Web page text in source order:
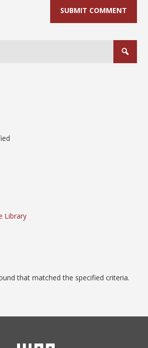
Library
that matched the specified criteria.